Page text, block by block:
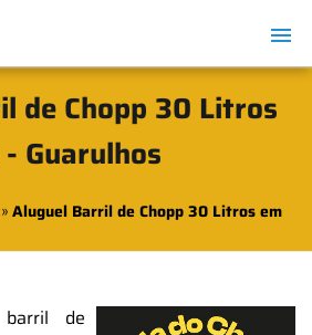
de Chopp 30 Litros
Guarulhos
»Aluguel Barril de Chopp 30 Litros em
de